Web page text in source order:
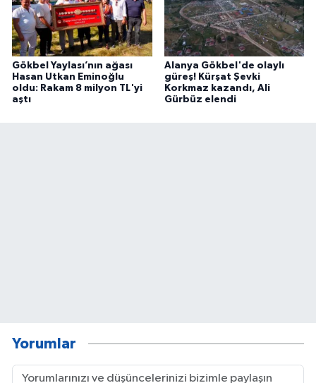
Gökbel Yaylası’nın ağası
Hasan Utkan Eminoğlu
oldu: Rakam 8 milyon TL'yi
aştı
Alanya Gökbel'de olaylı
güreş! Kürşat Şevki
Korkmaz kazandı, Ali
Gürbüz elendi
Yorumlar